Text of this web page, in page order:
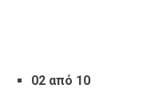
02 από 10